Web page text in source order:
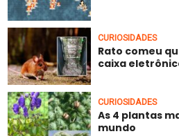
CURIOSIDADES
Rato comeu
caixa
CURIOSIDADES
As 4 plantas
mundo